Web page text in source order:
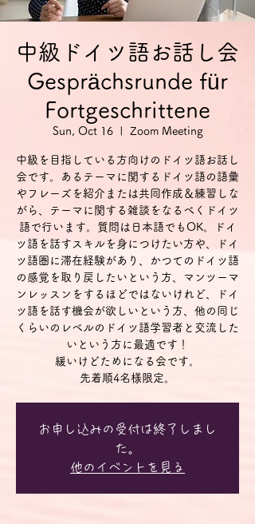
中級ドイツ語お話し会
Gesprächsrunde für
Fortgeschrittene
Sun, Oct 16
  |
Zoom Meeting
中級を目指している方向けのドイツ語お話し
会です。あるテーマに関するドイツ語の語彙
やフレーズを紹介または共同作成＆練習しな
がら、テーマに関する雑談をなるべくドイツ
語で行います。質問は日本語でもOK。ドイ
ツ語を話すスキルを身につけたい方や、ドイ
ツ語圏に滞在経験があり、かつてのドイツ語
の感覚を取り戻したいという方、マンツーマ
ンレッスンをするほどではないけれど、ドイ
ツ語を話す機会が欲しいという方、他の同じ
くらいのレベルのドイツ語学習者と交流した
いという方に最適です！
緩いけどためになる会です。
先着順4名様限定。
お申し込みの受付は終了しまし
た。
他のイベントを見る